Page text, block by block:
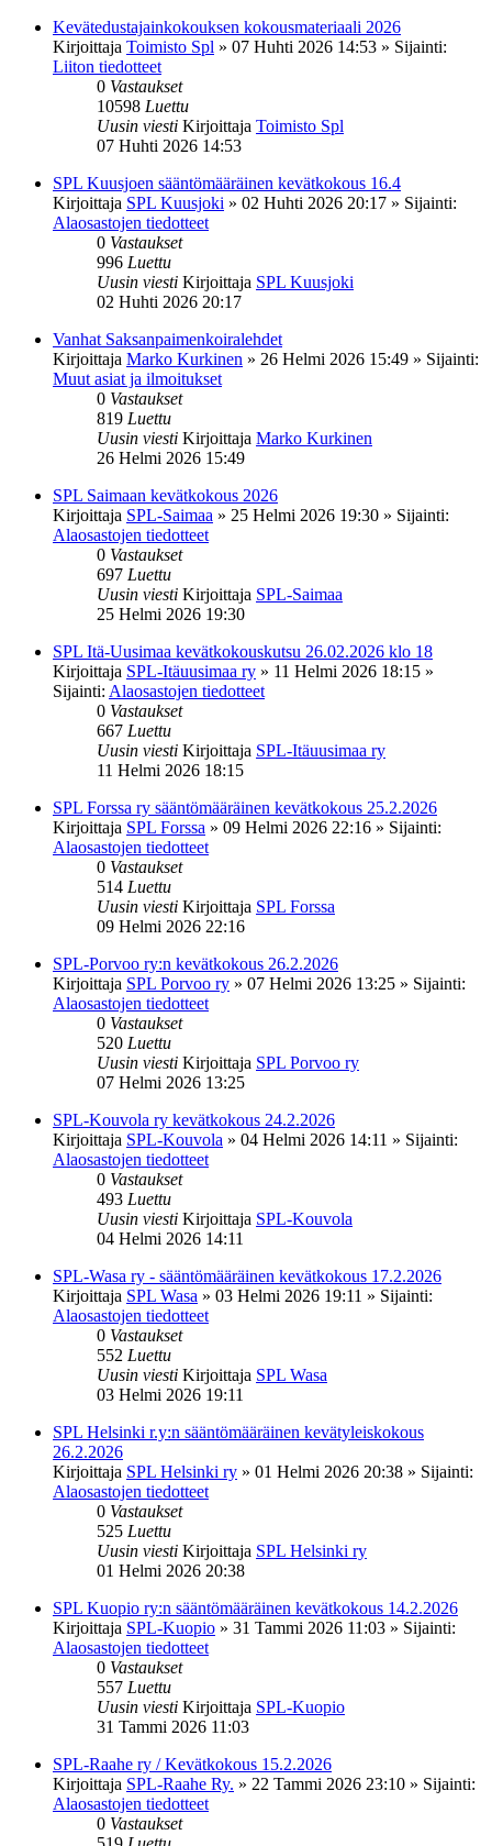
Kevätedustajainkokouksen kokousmateriaali 2026
Kirjoittaja Toimisto Spl » 07 Huhti 2026 14:53 » Sijainti:
Liiton tiedotteet
0 Vastaukset
10598 Luettu
Uusin viesti Kirjoittaja Toimisto Spl
07 Huhti 2026 14:53
SPL Kuusjoen sääntömääräinen kevätkokous 16.4
Kirjoittaja SPL Kuusjoki » 02 Huhti 2026 20:17 » Sijainti:
Alaosastojen tiedotteet
0 Vastaukset
996 Luettu
Uusin viesti Kirjoittaja SPL Kuusjoki
02 Huhti 2026 20:17
Vanhat Saksanpaimenkoiralehdet
Kirjoittaja Marko Kurkinen » 26 Helmi 2026 15:49 » Sijainti:
Muut asiat ja ilmoitukset
0 Vastaukset
819 Luettu
Uusin viesti Kirjoittaja Marko Kurkinen
26 Helmi 2026 15:49
SPL Saimaan kevätkokous 2026
Kirjoittaja SPL-Saimaa » 25 Helmi 2026 19:30 » Sijainti:
Alaosastojen tiedotteet
0 Vastaukset
697 Luettu
Uusin viesti Kirjoittaja SPL-Saimaa
25 Helmi 2026 19:30
SPL Itä-Uusimaa kevätkokouskutsu 26.02.2026 klo 18
Kirjoittaja SPL-Itäuusimaa ry » 11 Helmi 2026 18:15 »
Sijainti: Alaosastojen tiedotteet
0 Vastaukset
667 Luettu
Uusin viesti Kirjoittaja SPL-Itäuusimaa ry
11 Helmi 2026 18:15
SPL Forssa ry sääntömääräinen kevätkokous 25.2.2026
Kirjoittaja SPL Forssa » 09 Helmi 2026 22:16 » Sijainti:
Alaosastojen tiedotteet
0 Vastaukset
514 Luettu
Uusin viesti Kirjoittaja SPL Forssa
09 Helmi 2026 22:16
SPL-Porvoo ry:n kevätkokous 26.2.2026
Kirjoittaja SPL Porvoo ry » 07 Helmi 2026 13:25 » Sijainti:
Alaosastojen tiedotteet
0 Vastaukset
520 Luettu
Uusin viesti Kirjoittaja SPL Porvoo ry
07 Helmi 2026 13:25
SPL-Kouvola ry kevätkokous 24.2.2026
Kirjoittaja SPL-Kouvola » 04 Helmi 2026 14:11 » Sijainti:
Alaosastojen tiedotteet
0 Vastaukset
493 Luettu
Uusin viesti Kirjoittaja SPL-Kouvola
04 Helmi 2026 14:11
SPL-Wasa ry - sääntömääräinen kevätkokous 17.2.2026
Kirjoittaja SPL Wasa » 03 Helmi 2026 19:11 » Sijainti:
Alaosastojen tiedotteet
0 Vastaukset
552 Luettu
Uusin viesti Kirjoittaja SPL Wasa
03 Helmi 2026 19:11
SPL Helsinki r.y:n sääntömääräinen kevätyleiskokous
26.2.2026
Kirjoittaja SPL Helsinki ry » 01 Helmi 2026 20:38 » Sijainti:
Alaosastojen tiedotteet
0 Vastaukset
525 Luettu
Uusin viesti Kirjoittaja SPL Helsinki ry
01 Helmi 2026 20:38
SPL Kuopio ry:n sääntömääräinen kevätkokous 14.2.2026
Kirjoittaja SPL-Kuopio » 31 Tammi 2026 11:03 » Sijainti:
Alaosastojen tiedotteet
0 Vastaukset
557 Luettu
Uusin viesti Kirjoittaja SPL-Kuopio
31 Tammi 2026 11:03
SPL-Raahe ry / Kevätkokous 15.2.2026
Kirjoittaja SPL-Raahe Ry. » 22 Tammi 2026 23:10 » Sijainti:
Alaosastojen tiedotteet
0 Vastaukset